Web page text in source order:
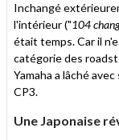
Inchangé
l'intérieur ("104
était temps. Car il
catégorie des
Yamaha a lâché
CP3.
Une Japonaise